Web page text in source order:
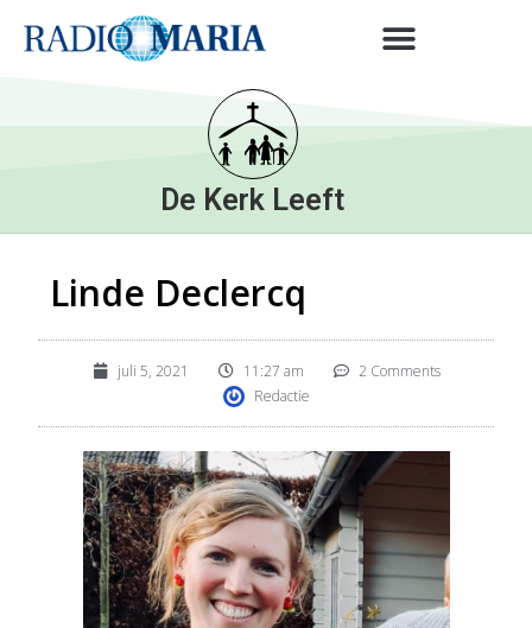
De Kerk Leeft
Linde Declercq
juli 5, 2021 11:27 am
2 Comments
Redactie